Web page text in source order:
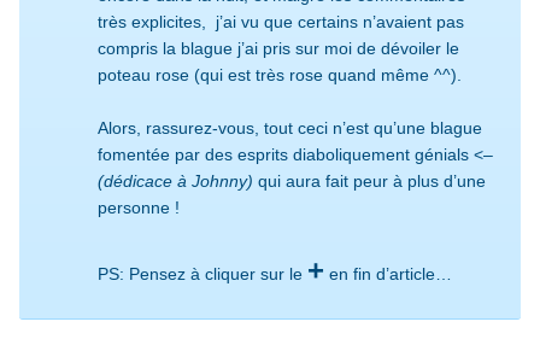
très explicites, j’ai vu que certains n’avaient pas
compris la blague j’ai pris sur moi de dévoiler le
poteau rose (qui est très rose quand même ^^).
Alors, rassurez-vous, tout ceci n’est qu’une blague
fomentée par des esprits diaboliquement génials <–
(dédicace à Johnny) qui aura fait peur à plus d’une
personne !
PS: Pensez à cliquer sur le + en fin d’article…